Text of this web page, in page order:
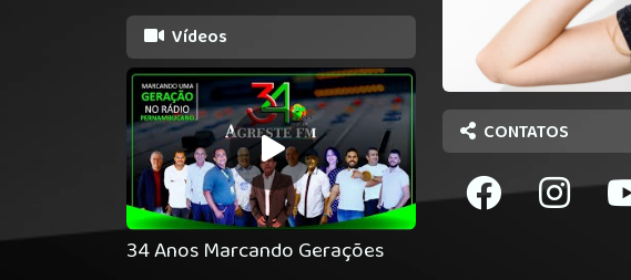
Vídeos
34 Anos Marcando Gerações
CONTATOS